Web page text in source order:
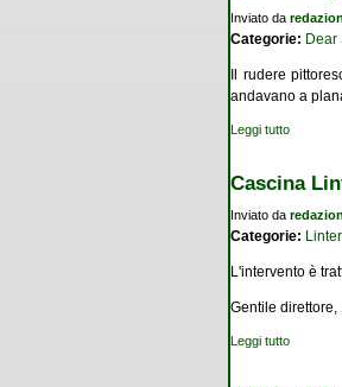
Inviato da
Categorie: Dear
Il rudere
andavano a
Leggi tutto
Cascina
Inviato da
Categorie:
L'intervento è
Gentile direttore,
Leggi tutto